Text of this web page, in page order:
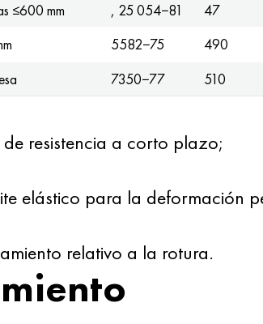
≤600 mm
, 25 054−81 47
5582−75 490
7350−77 510
resistencia a corto plazo;
elástico para la deformación
relativo a la rotura.